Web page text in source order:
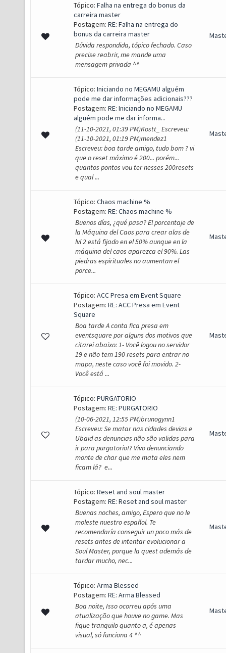
Tópico: Falha na entrega do bonus da
carreira master
Postagem: RE: Falha na entrega do
bonus da carreira master
Dúvida respondida, tópico fechado. Caso
precise reabrir, me mande uma
mensagem privada ^^
Tópico: Iniciando no MEGAMU alguém
pode me dar informações adicionais???
Postagem: RE: Iniciando no MEGAMU
alguém pode me dar informa...
(11-10-2021, 01:39 PM)Kostt_ Escreveu:
(11-10-2021, 01:19 PM)mendez1
Escreveu: boa tarde amigo, tudo bom ? vi
que o reset máximo é 200... porém...
quantos pontos vou ter nesses 200resets
e qual ...
Tópico: Chaos machine %
Postagem: RE: Chaos machine %
Buenos días, ¿qué pasa? El porcentaje de
la Máquina del Caos para crear alas de
lvl 2 está fijado en el 50% aunque en la
máquina del caos aparezca el 90%. Las
piedras espirituales no aumentan el
porce...
Tópico: ACC Presa em Event Square
Postagem: RE: ACC Presa em Event
Square
Boa tarde A conta fica presa em
eventsquare por alguns dos motivos que
citarei abaixo: 1- Você logou no servidor
19 e não tem 190 resets para entrar no
mapa, neste caso você foi movido. 2-
Você está ...
Tópico: PURGATORIO
Postagem: RE: PURGATORIO
(10-06-2021, 12:55 PM)brunogynn1
Escreveu: Se matar nas cidades devias e
Ubaid as denuncias não são validas para
ir para purgatorio!? Vivo denunciando
monte de char que me mata eles nem
ficam lá? e...
Tópico: Reset and soul master
Postagem: RE: Reset and soul master
Buenas noches, amigo, Espero que no le
moleste nuestro español. Te
recomendaría conseguir un poco más de
resets antes de intentar evolucionar a
Soul Master, porque la quest además de
tardar mucho, nec...
Tópico: Arma Blessed
Postagem: RE: Arma Blessed
Boa noite, Isso ocorreu após uma
atualização que houve no game. Mas
fique tranquilo quanto a, é apenas
visual, só funciona 4 ^^